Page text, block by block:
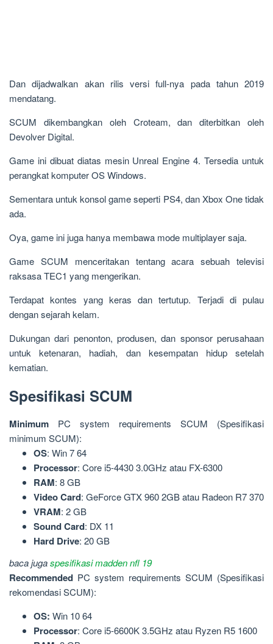
Dan dijadwalkan akan rilis versi full-nya pada tahun 2019
mendatang.
SCUM dikembangkan oleh Croteam, dan diterbitkan oleh
Devolver Digital.
Game ini dibuat diatas mesin Unreal Engine 4. Tersedia untuk
perangkat komputer OS Windows.
Sementara untuk konsol game seperti PS4, dan Xbox One tidak
ada.
Oya, game ini juga hanya membawa mode multiplayer saja.
Game SCUM menceritakan tentang acara sebuah televisi
raksasa TEC1 yang mengerikan.
Terdapat kontes yang keras dan tertutup. Terjadi di pulau
dengan sejarah kelam.
Dukungan dari penonton, produsen, dan sponsor perusahaan
untuk ketenaran, hadiah, dan kesempatan hidup setelah
kematian.
Spesifikasi SCUM
Minimum PC system requirements SCUM (Spesifikasi
minimum SCUM):
OS: Win 7 64
Processor: Core i5-4430 3.0GHz atau FX-6300
RAM: 8 GB
VideoCard: GeForce GTX 960 2GB atau Radeon R7 370
VRAM: 2 GB
SoundCard: DX 11
Hard Drive: 20 GB
baca jugaspesifikasi madden nfl 19
Recommended PC system requirements SCUM (Spesifikasi
rekomendasi SCUM):
OS: Win 10 64
Processor: Core i5-6600K 3.5GHz atau Ryzen R5 1600